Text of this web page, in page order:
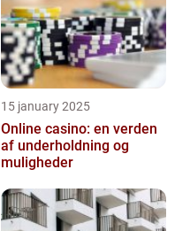
15 january 2025
Online casino: en verden
af underholdning og
muligheder